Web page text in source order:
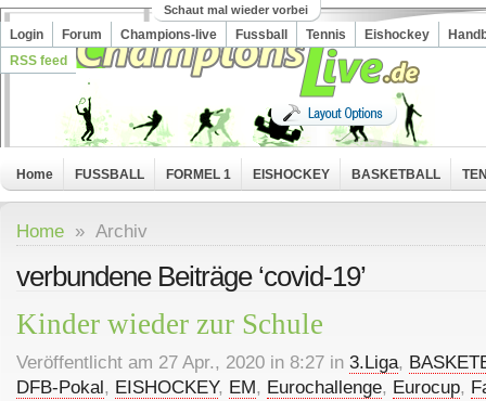
Schaut mal wieder vorbei
Login Forum Champions-live Fussball Tennis Eishockey
RSS feed
Home FUSSBALL FORMEL 1 EISHOCKEY BASKETBALL
Home » Archiv
verbundene Beiträge ‘covid-19’
Kinder wieder zur Schule
Veröffentlicht am 27 Apr., 2020 in 8:27 in 3.Liga,
DFB-Pokal, EISHOCKEY, EM, Eurochallenge, Eurocup,